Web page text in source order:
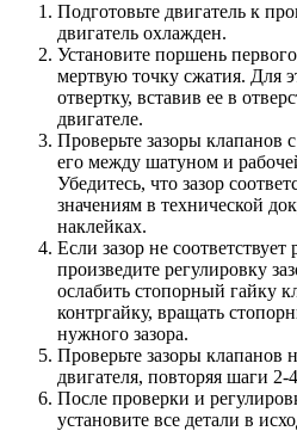
Подготовьте двигатель к
двигатель охлажден.
Установите поршень
мертвую точку сжатия. Для
отвертку, вставив ее в
двигателе.
Проверьте зазоры
его между шатуном и
Убедитесь, что зазор
значениям в технической
наклейках.
Если зазор не
произведите регулировку
ослабить стопорный гайку
контргайку, вращать
нужного зазора.
Проверьте зазоры клапанов
двигателя, повторяя шаги 2-
После проверки и
установите все детали в